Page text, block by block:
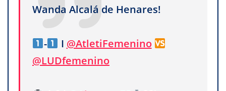
Wanda Alcalá de Henares!
- I @AtletiFemenino
@LUDfemenino